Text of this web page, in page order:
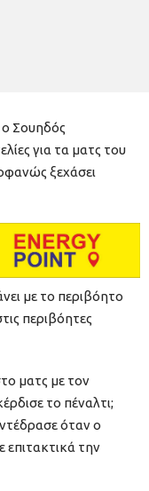
ο Σουηδός
για τα ματς του
ξεχάσει
με το περιβόητο
περιβόητες
ματς με τον
το πέναλτι;
όταν ο
την